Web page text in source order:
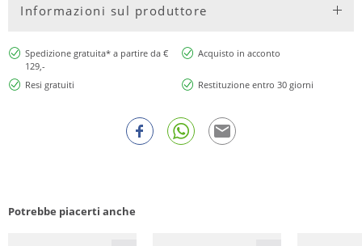
Informazioni sul produttore
Spedizione gratuita* a partire da €
129,-
Acquisto in acconto
Resi gratuiti Restituzione entro 30 giorni
Potrebbe piacerti anche